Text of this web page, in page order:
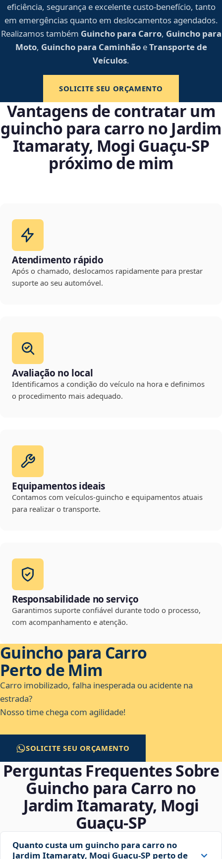
eficiência, segurança e excelente custo-benefício, tanto
em emergências quanto em deslocamentos agendados.
Realizamos também Guincho para Carro, Guincho para
Moto, Guincho para CaminhãoeTransporte de
Veículos.
SOLICITE SEU ORÇAMENTO
Vantagens de contratar um
guincho para carro no Jardim
Itamaraty, Mogi Guaçu‑SP
próximo de mim
Atendimento rápido
Após o chamado, deslocamos rapidamente para prestar
suporte ao seu automóvel.
Avaliação no local
Identificamos a condição do veículo na hora e definimos
o procedimento mais adequado.
Equipamentos ideais
Contamos com veículos-guincho e equipamentos atuais
para realizar o transporte.
Responsabilidade no serviço
Garantimos suporte confiável durante todo o processo,
com acompanhamento e atenção.
Guincho para Carro
Perto de Mim
Carro imobilizado, falha inesperada ou acidente na
estrada?
Nosso time chega com agilidade!
SOLICITE SEU ORÇAMENTO
Perguntas Frequentes Sobre
Guincho para Carro no
Jardim Itamaraty, Mogi
Guaçu‑SP
Quanto custa um guincho para carro no
Jardim Itamaraty, Mogi Guaçu‑SP perto de